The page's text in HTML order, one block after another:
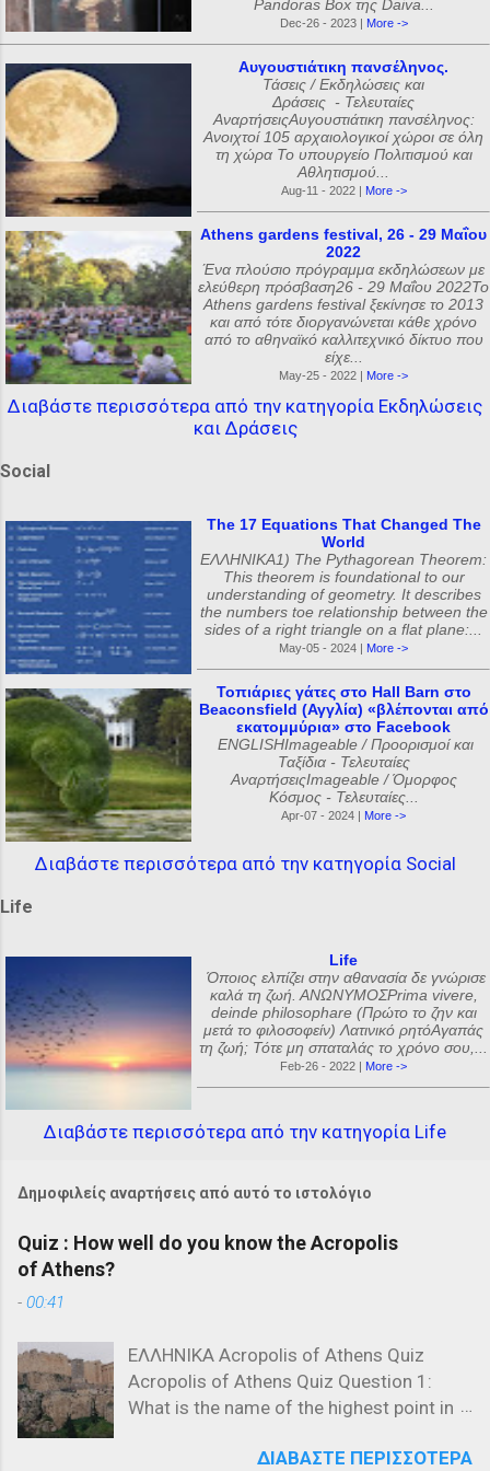
Pandoras Box της Daiva...
Dec-26 - 2023 | More ->
Αυγουστιάτικη πανσέληνος.
Τάσεις / Εκδηλώσεις και
Δράσεις - Τελευταίες
ΑναρτήσειςΑυγουστιάτικη πανσέληνος:
Ανοιχτοί 105 αρχαιολογικοί χώροι σε όλη
τη χώρα Το υπουργείο Πολιτισμού και
Αθλητισμού...
Aug-11 - 2022 | More ->
Athens gardens festival, 26 - 29 Μαΐου
2022
Ένα πλούσιο πρόγραμμα εκδηλώσεων με
ελεύθερη πρόσβαση26 - 29 Μαΐου 2022Το
Athens gardens festival ξεκίνησε το 2013
και από τότε διοργανώνεται κάθε χρόνο
από το αθηναϊκό καλλιτεχνικό δίκτυο που
είχε...
May-25 - 2022 | More ->
Διαβάστε περισσότερα από την κατηγορία Εκδηλώσεις
και Δράσεις
Social
The 17 Equations That Changed The
World
ΕΛΛΗΝΙΚΑ1) The Pythagorean Theorem:
This theorem is foundational to our
understanding of geometry. It describes
the numbers toe relationship between the
sides of a right triangle on a flat plane:...
May-05 - 2024 | More ->
Τοπιάριες γάτες στο Hall Barn στο
Beaconsfield (Αγγλία) «βλέπονται από
εκατομμύρια» στο Facebook
ENGLISHImageable / Προορισμοί και
Ταξίδια - Τελευταίες
ΑναρτήσειςImageable / Όμορφος
Κόσμος - Τελευταίες...
Apr-07 - 2024 | More ->
Διαβάστε περισσότερα από την κατηγορία Social
Life
Life
Όποιος ελπίζει στην αθανασία δε γνώρισε
καλά τη ζωή. ΑΝΩΝΥΜΟΣPrima vivere,
deinde philosophare (Πρώτο το ζην και
μετά το φιλοσοφείν) Λατινικό ρητόΑγαπάς
τη ζωή; Τότε μη σπαταλάς το χρόνο σου,...
Feb-26 - 2022 | More ->
Διαβάστε περισσότερα από την κατηγορία Life
Δημοφιλείς αναρτήσεις από αυτό το ιστολόγιο
Quiz : How well do you know the Acropolis
of Athens?
- 00:41
ΕΛΛΗΝΙΚΑ Acropolis of Athens Quiz
Acropolis of Athens Quiz Question 1:
What is the name of the highest point in
Propylaea c) The Acropolis Hill Question
ΔΙΑΒΆΣΤΕ ΠΕΡΙΣΣΌΤΕΡΑ